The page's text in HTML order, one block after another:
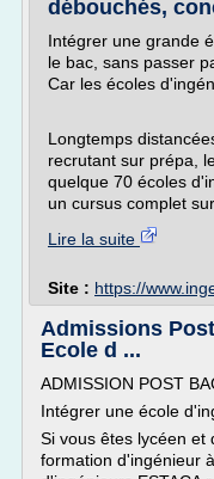
débouchés,
Intégrer une grande
le bac, sans passer
Car les écoles
Longtemps
recrutant sur prépa,
quelque 70 écoles
un cursus complet
Lire la suite
Site : https://
Admissions
Ecole d ...
ADMISSION POST
Intégrer une école
Si vous êtes lycéen et
formation d'ingénieur